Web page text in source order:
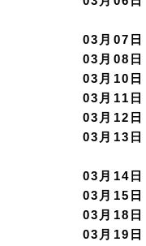
03月07日
03月08日
03月10日
03月11日
03月12日
03月13日
03月14日
03月15日
03月18日
03月19日